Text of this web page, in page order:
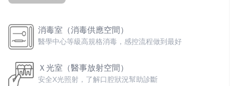
消毒室（消毒供應空間）
醫學中心等級高規格消毒，感控流程做到最好
Ｘ光室（醫事放射空間）
安全X光照射，了解口腔狀況幫助診斷